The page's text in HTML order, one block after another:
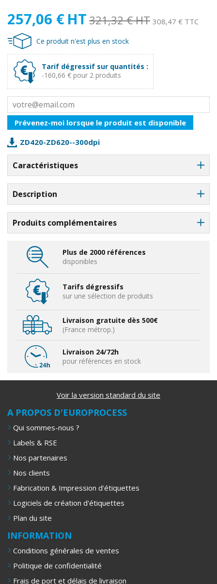
257,06 € HT 321,32 € HT 308,47 € TTC
Ce produit n'est plus en stock
Tarif dégressif sur quantités :
-160,66 € pour 2 produits
Prévenez-moi lorsque le produit est disponible
ZD420-ZD620--300dpi
Caractéristiques
Description
Produits complémentaires
Plus de 2000 références
disponibles
Tarifs dégressifs
sur une sélection de produits
Livraison gratuite dès 500€
(France métrop.)
Livraison 24/72h
pour références en stock
Voir la version standard du site
A PROPOS D'EUROPROCESS
Qui sommes-nous ?
Labels & RSE
Nos partenaires
Nos clients
Fabrication & Impression d'étiquettes
Logiciels de création d'étiquettes
Plan du site
INFORMATION
Conditions générales de ventes
Politique de confidentialité
Frais de port et délais de livraison